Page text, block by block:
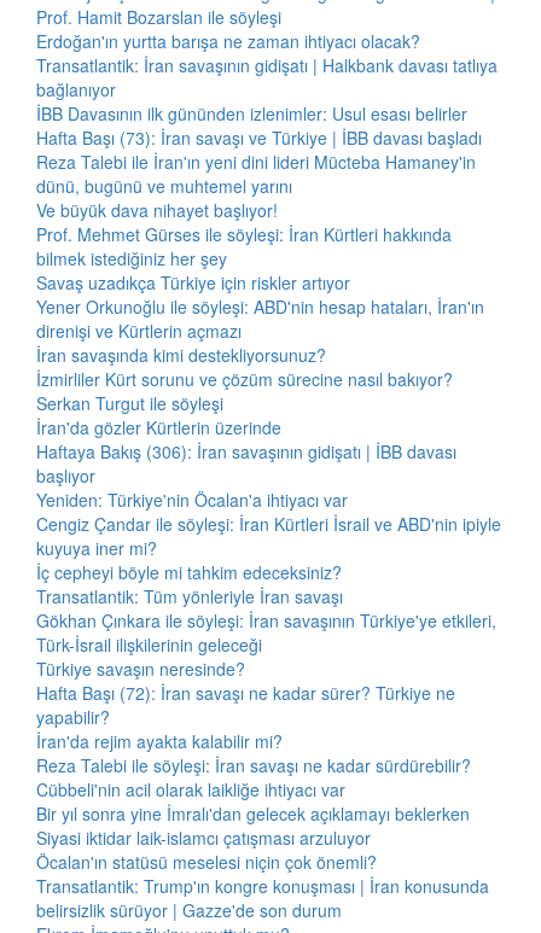
Prof. Hamit Bozarslan ile söyleşi
Erdoğan'ın yurtta barışa ne zaman ihtiyacı olacak?
Transatlantik: İran savaşının gidişatı | Halkbank davası tatlıya
bağlanıyor
İBB Davasının ilk gününden izlenimler: Usul esası belirler
Hafta Başı (73): İran savaşı ve Türkiye | İBB davası başladı
Reza Talebi ile İran'ın yeni dini lideri Mücteba Hamaney'in
dünü, bugünü ve muhtemel yarını
Ve büyük dava nihayet başlıyor!
Prof. Mehmet Gürses ile söyleşi: İran Kürtleri hakkında
bilmek istediğiniz her şey
Savaş uzadıkça Türkiye için riskler artıyor
Yener Orkunoğlu ile söyleşi: ABD'nin hesap hataları, İran'ın
direnişi ve Kürtlerin açmazı
İran savaşında kimi destekliyorsunuz?
İzmirliler Kürt sorunu ve çözüm sürecine nasıl bakıyor?
Serkan Turgut ile söyleşi
İran'da gözler Kürtlerin üzerinde
Haftaya Bakış (306): İran savaşının gidişatı | İBB davası
başlıyor
Yeniden: Türkiye'nin Öcalan'a ihtiyacı var
Cengiz Çandar ile söyleşi: İran Kürtleri İsrail ve ABD'nin ipiyle
kuyuya iner mi?
İç cepheyi böyle mi tahkim edeceksiniz?
Transatlantik: Tüm yönleriyle İran savaşı
Gökhan Çınkara ile söyleşi: İran savaşının Türkiye'ye etkileri,
Türk-İsrail ilişkilerinin geleceği
Türkiye savaşın neresinde?
Hafta Başı (72): İran savaşı ne kadar sürer? Türkiye ne
yapabilir?
İran'da rejim ayakta kalabilir mi?
Reza Talebi ile söyleşi: İran savaşı ne kadar sürdürebilir?
Cübbeli'nin acil olarak laikliğe ihtiyacı var
Bir yıl sonra yine İmralı'dan gelecek açıklamayı beklerken
Siyasi iktidar laik-islamcı çatışması arzuluyor
Öcalan'ın statüsü meselesi niçin çok önemli?
Transatlantik: Trump'ın kongre konuşması | İran konusunda
belirsizlik sürüyor | Gazze'de son durum